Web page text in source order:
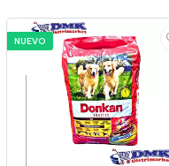
NUEVO